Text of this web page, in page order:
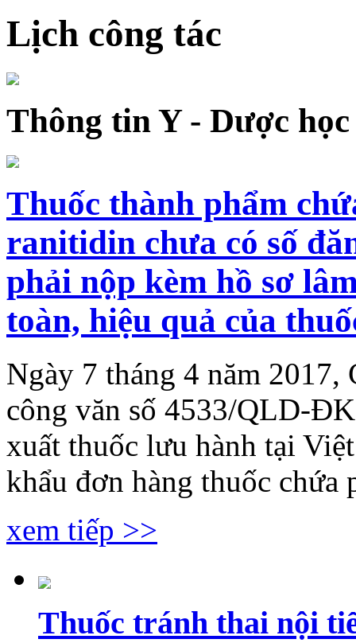
Lịch công tác
Thông tin Y - Dược học
Thuốc thành phẩm
ranitidin chưa có số
phải nộp kèm hồ sơ
toàn, hiệu quả của
Ngày 7 tháng 4 năm
công văn số 4533/QLD-
xuất thuốc lưu hành tại
khẩu đơn hàng thuốc chứa
xem tiếp >>
Thuốc tránh thai nội